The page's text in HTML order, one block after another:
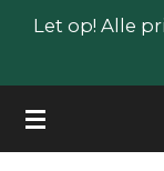
naar
de
hoofdinhoud
Let op! Alle